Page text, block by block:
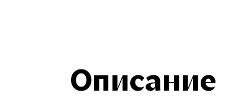
Описание